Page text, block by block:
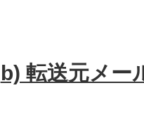
b) 転送元メー